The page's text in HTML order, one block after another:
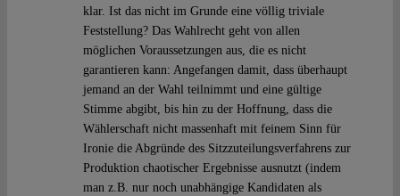
klar. Ist das nicht im Grunde eine völlig triviale
Feststellung? Das Wahlrecht geht von allen
möglichen Voraussetzungen aus, die es nicht
garantieren kann: Angefangen damit, dass überhaupt
jemand an der Wahl teilnimmt und eine gültige
Stimme abgibt, bis hin zu der Hoffnung, dass die
Wählerschaft nicht massenhaft mit feinem Sinn für
Ironie die Abgründe des Sitzzuteilungsverfahrens zur
Produktion chaotischer Ergebnisse ausnutzt (indem
man z.B. nur noch unabhängige Kandidaten als